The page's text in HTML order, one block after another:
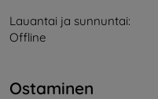
Lauantai ja sunnuntai:
Offline
Ostaminen